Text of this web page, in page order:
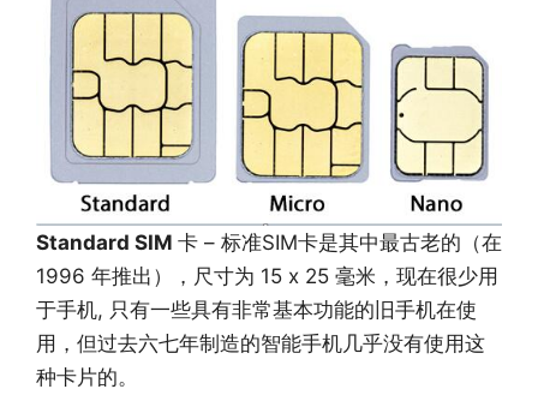
Standard SIM 卡 – 标准SIM卡是其中最古老的（在
1996 年推出），尺寸为 15 x 25 毫米，现在很少用
于手机, 只有一些具有非常基本功能的旧手机在使
用，但过去六七年制造的智能手机几乎没有使用这
种卡片的。